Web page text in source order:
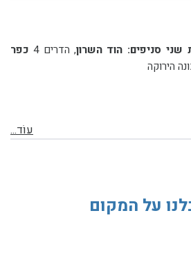
הוד השרון, הדרים 4
כפר
עוֹד...
על המקום